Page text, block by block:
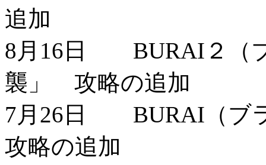
追加
8月16日 BURAI２（
襲」 攻略の追加
7月26日 BURAI（ブ
攻略の追加